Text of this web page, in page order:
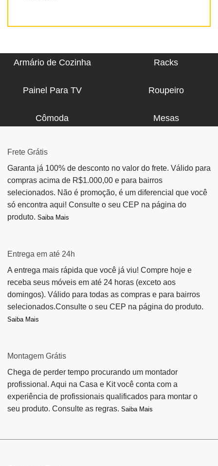
Armário de Cozinha Racks
Painel Para TV Roupeiro
Cômoda Mesas
Frete Grátis
Garanta já 100% de desconto no valor do frete. Válido para
compras acima de R$1.000,00 e para bairros
selecionados. Não é promoção, é um diferencial que você
só encontra aqui! Consulte o seu CEP na página do
produto. Saiba Mais
Entrega em até 24h
A entrega mais rápida que você já viu! Compre hoje e
receba seus móveis em até 24 horas (exceto aos
domingos). Válido para todas as compras e para bairros
selecionados.Consulte o seu CEP na página do produto.
Saiba Mais
Montagem Grátis
Chega de perder tempo procurando um montador
profissional. Aqui na Casa e Kit você conta com a
experiência de profissionais qualificados para montar o
seu produto. Consulte as regras. Saiba Mais